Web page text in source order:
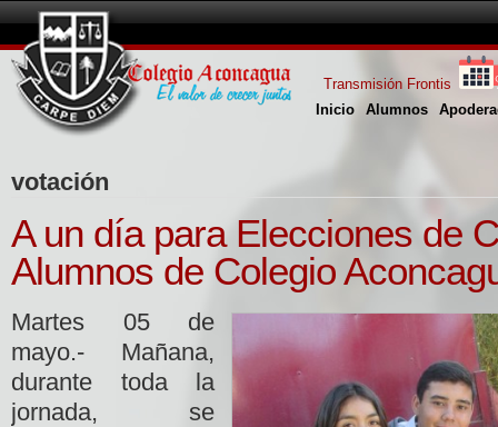
Inicio Alumnos
Transmisión Frontis
votación
A un día para Elecciones de
Alumnos de Colegio
Martes 05 de
mayo.- Mañana,
durante toda la
jornada, se